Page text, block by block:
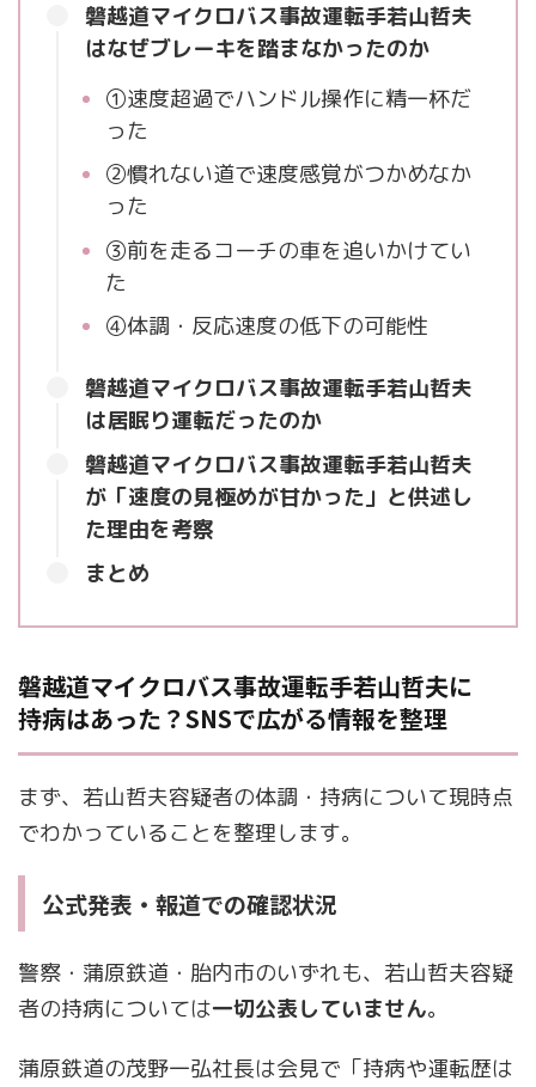
磐越道マイクロバス事故運転手若山哲夫
はなぜブレーキを踏まなかったのか
①速度超過でハンドル操作に精一杯だ
った
②慣れない道で速度感覚がつかめなか
った
③前を走るコーチの車を追いかけてい
た
④体調・反応速度の低下の可能性
磐越道マイクロバス事故運転手若山哲夫
は居眠り運転だったのか
磐越道マイクロバス事故運転手若山哲夫
が「速度の見極めが甘かった」と供述し
た理由を考察
まとめ
磐越道マイクロバス事故運転手若山哲夫に
持病はあった？SNSで広がる情報を整理
まず、若山哲夫容疑者の体調・持病について現時点
でわかっていることを整理します。
公式発表・報道での確認状況
警察・蒲原鉄道・胎内市のいずれも、若山哲夫容疑
者の持病については一切公表していません。
蒲原鉄道の茂野一弘社長は会見で「持病や運転歴は